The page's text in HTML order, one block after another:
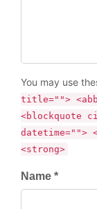
You may use
title="">
<blockquote
datetime="">
<strong>
Name *